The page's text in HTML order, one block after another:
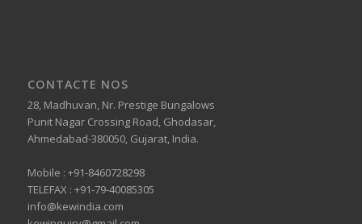
CONTACTE NOS
28, Madhuvan, Nr. Prestige Bungalows
Punit Nagar Crossing Road, Ghodasar,
Ahmedabad-380050, Gujarat, India.
Mobile : +91-8460728298
TELEFAX : +91-79-40085305
info@kewindia.com